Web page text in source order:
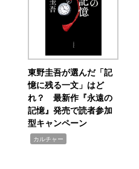
東野圭吾が選んだ「記
憶に残る一文」はど
れ？ 最新作『永遠の
記憶』発売で読者参加
型キャンペーン
カルチャー